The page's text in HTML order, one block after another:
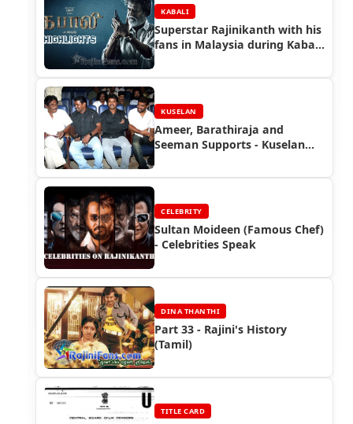
KABALI
Superstar Rajinikanth with his
fans in Malaysia during Kabali
KUSELAN
Ameer, Barathiraja and
Seeman Supports - Kuselan
CELEBRITY
Sultan Moideen (Famous Chef)
- Celebrities Speak
DINA THANTHI
Part 33 - Rajini's History
(Tamil)
TITLE CARD